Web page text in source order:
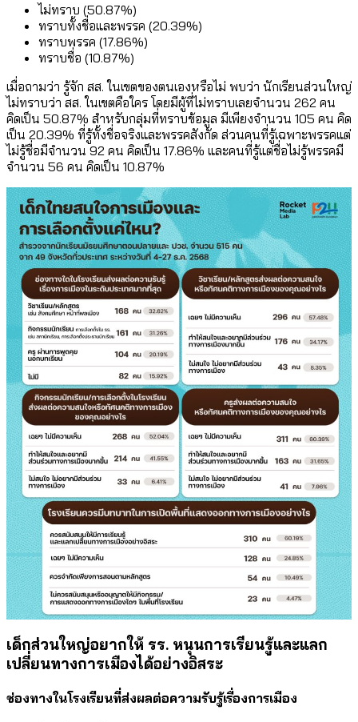
ไม่ทราบ (50.87%)
ทราบทั้งชื่อและพรรค (20.39%)
ทราบพรรค (17.86%)
ทราบชื่อ (10.87%)
เมื่อถามว่า รู้จัก สส. ในเขตของตนเองหรือไม่ พบว่า นักเรียนส่วนใหญ่
ไม่ทราบว่า สส. ในเขตคือใคร โดยมีผู้ที่ไม่ทราบเลยจำนวน 262 คน
คิดเป็น 50.87% สำหรับกลุ่มที่ทราบข้อมูล มีเพียงจำนวน 105 คน คิด
เป็น 20.39% ที่รู้ทั้งชื่อจริงและพรรคสังกัด ส่วนคนที่รู้เฉพาะพรรคแต่
ไม่รู้ชื่อมีจำนวน 92 คน คิดเป็น 17.86% และคนที่รู้แต่ชื่อไม่รู้พรรคมี
จำนวน 56 คน คิดเป็น 10.87%
เด็กส่วนใหญ่อยากให้ รร. หนุนการเรียนรู้และแลก
เปลี่ยนทางการเมืองได้อย่างอิสระ
ช่องทางในโรงเรียนที่ส่งผลต่อความรับรู้เรื่องการเมือง